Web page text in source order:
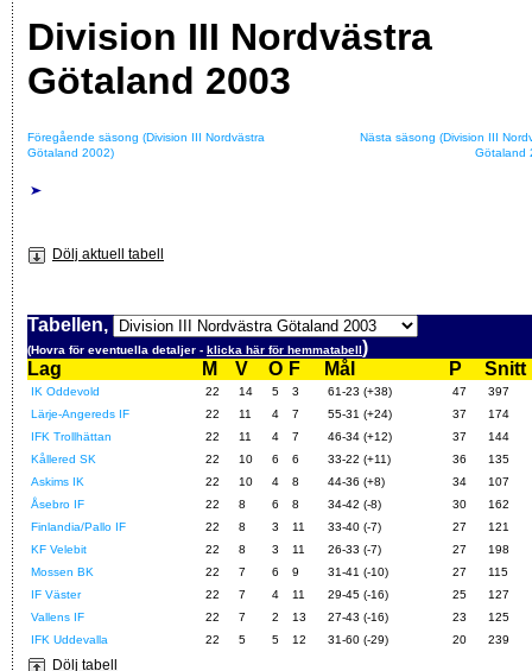
Division III Nordvästra
Götaland 2003
Föregående säsong (Division III Nordvästra
Götaland 2002)
Nästa säsong (Division III
Götaland
Dölj aktuell tabell
Tabellen,
(Hovra för eventuella detaljer - klicka här för hemmatabell)
Lag
M V O F Mål P Snitt
IK Oddevold 22 14 5 3 61-23 (+38) 47
397
Lärje-Angereds IF
22 11 4 7 55-31 (+24) 37
174
IFK Trollhättan
22 11 4 7 46-34 (+12) 37
144
Kållered SK
22 10 6 6 33-22 (+11) 36
135
Askims IK
22 10 4 8 44-36 (+8) 34
107
Åsebro IF
22 8 6 8 34-42 (-8) 30
162
Finlandia/Pallo IF
22 8 3 11 33-40 (-7) 27
121
KF Velebit
22 8 3 11 26-33 (-7) 27
198
Mossen BK
22 7 6 9 31-41 (-10) 27
115
IF Väster
22 7 4 11 29-45 (-16) 25
127
Vallens IF
22 7 2 13 27-43 (-16) 23
125
IFK Uddevalla
22 5 5 12 31-60 (-29) 20 239
Dölj tabell